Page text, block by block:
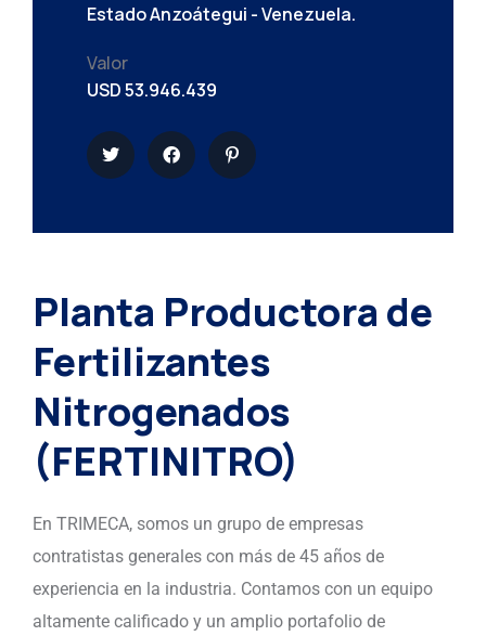
Planta Productora de
Fertilizantes
Nitrogenados
(FERTINITRO)
En TRIMECA, somos un grupo de empresas
contratistas generales con más de 45 años de
experiencia en la industria. Contamos con un equipo
altamente calificado y un amplio portafolio de
Estado Anzoátegui - Venezuela.
Valor
USD 53.946.439